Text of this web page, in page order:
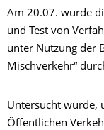
Am 20.07. wurde
und Test von
unter Nutzung der
Mischverkehr“
Untersucht wurde,
Öffentlichen